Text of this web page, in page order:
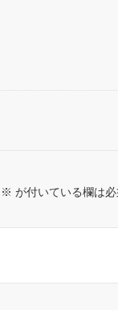
※ が付いている欄は